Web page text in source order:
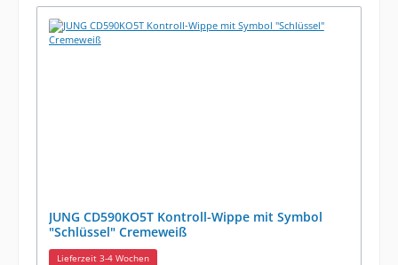
JUNG CD590KO5T Kontroll-Wippe mit Symbol
"Schlüssel" Cremeweiß
Lieferzeit 3-4 Wochen